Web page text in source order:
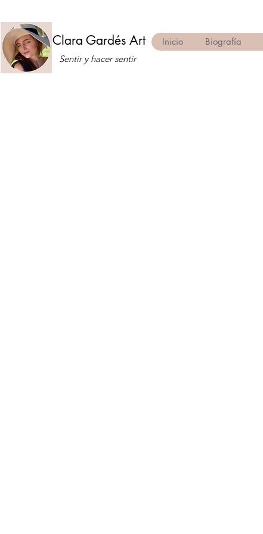
Inicio Biografía
Clara Gardés Art
Sentir y hacer sentir